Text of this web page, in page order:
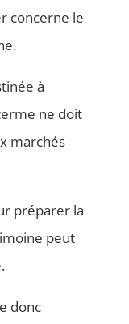
concerne le
à
ne doit
marchés
préparer la
peut
donc